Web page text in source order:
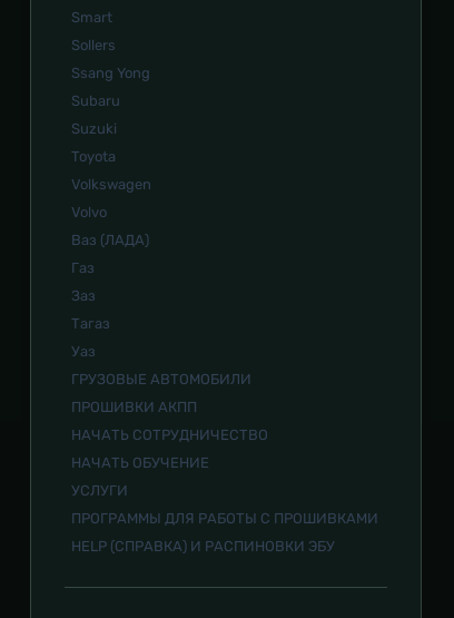
Smart
Sollers
Ssang Yong
Subaru
Suzuki
Toyota
Volkswagen
Volvo
Ваз (ЛАДА)
Газ
Заз
Тагаз
Уаз
ГРУЗОВЫЕ АВТОМОБИЛИ
ПРОШИВКИ АКПП
НАЧАТЬ СОТРУДНИЧЕСТВО
НАЧАТЬ ОБУЧЕНИЕ
УСЛУГИ
ПРОГРАММЫ ДЛЯ РАБОТЫ С ПРОШИВКАМИ
HELP (СПРАВКА) И РАСПИНОВКИ ЭБУ